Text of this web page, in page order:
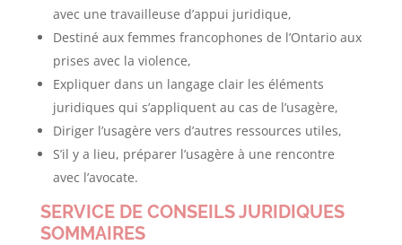
avec une travailleuse d’appui juridique,
Destiné aux femmes francophones de l’Ontario aux
prises avec la violence,
Expliquer dans un langage clair les éléments
juridiques qui s’appliquent au cas de l’usagère,
Diriger l’usagère vers d’autres ressources utiles,
S’il y a lieu, préparer l’usagère à une rencontre
avec l’avocate.
SERVICE DE CONSEILS JURIDIQUES
SOMMAIRES